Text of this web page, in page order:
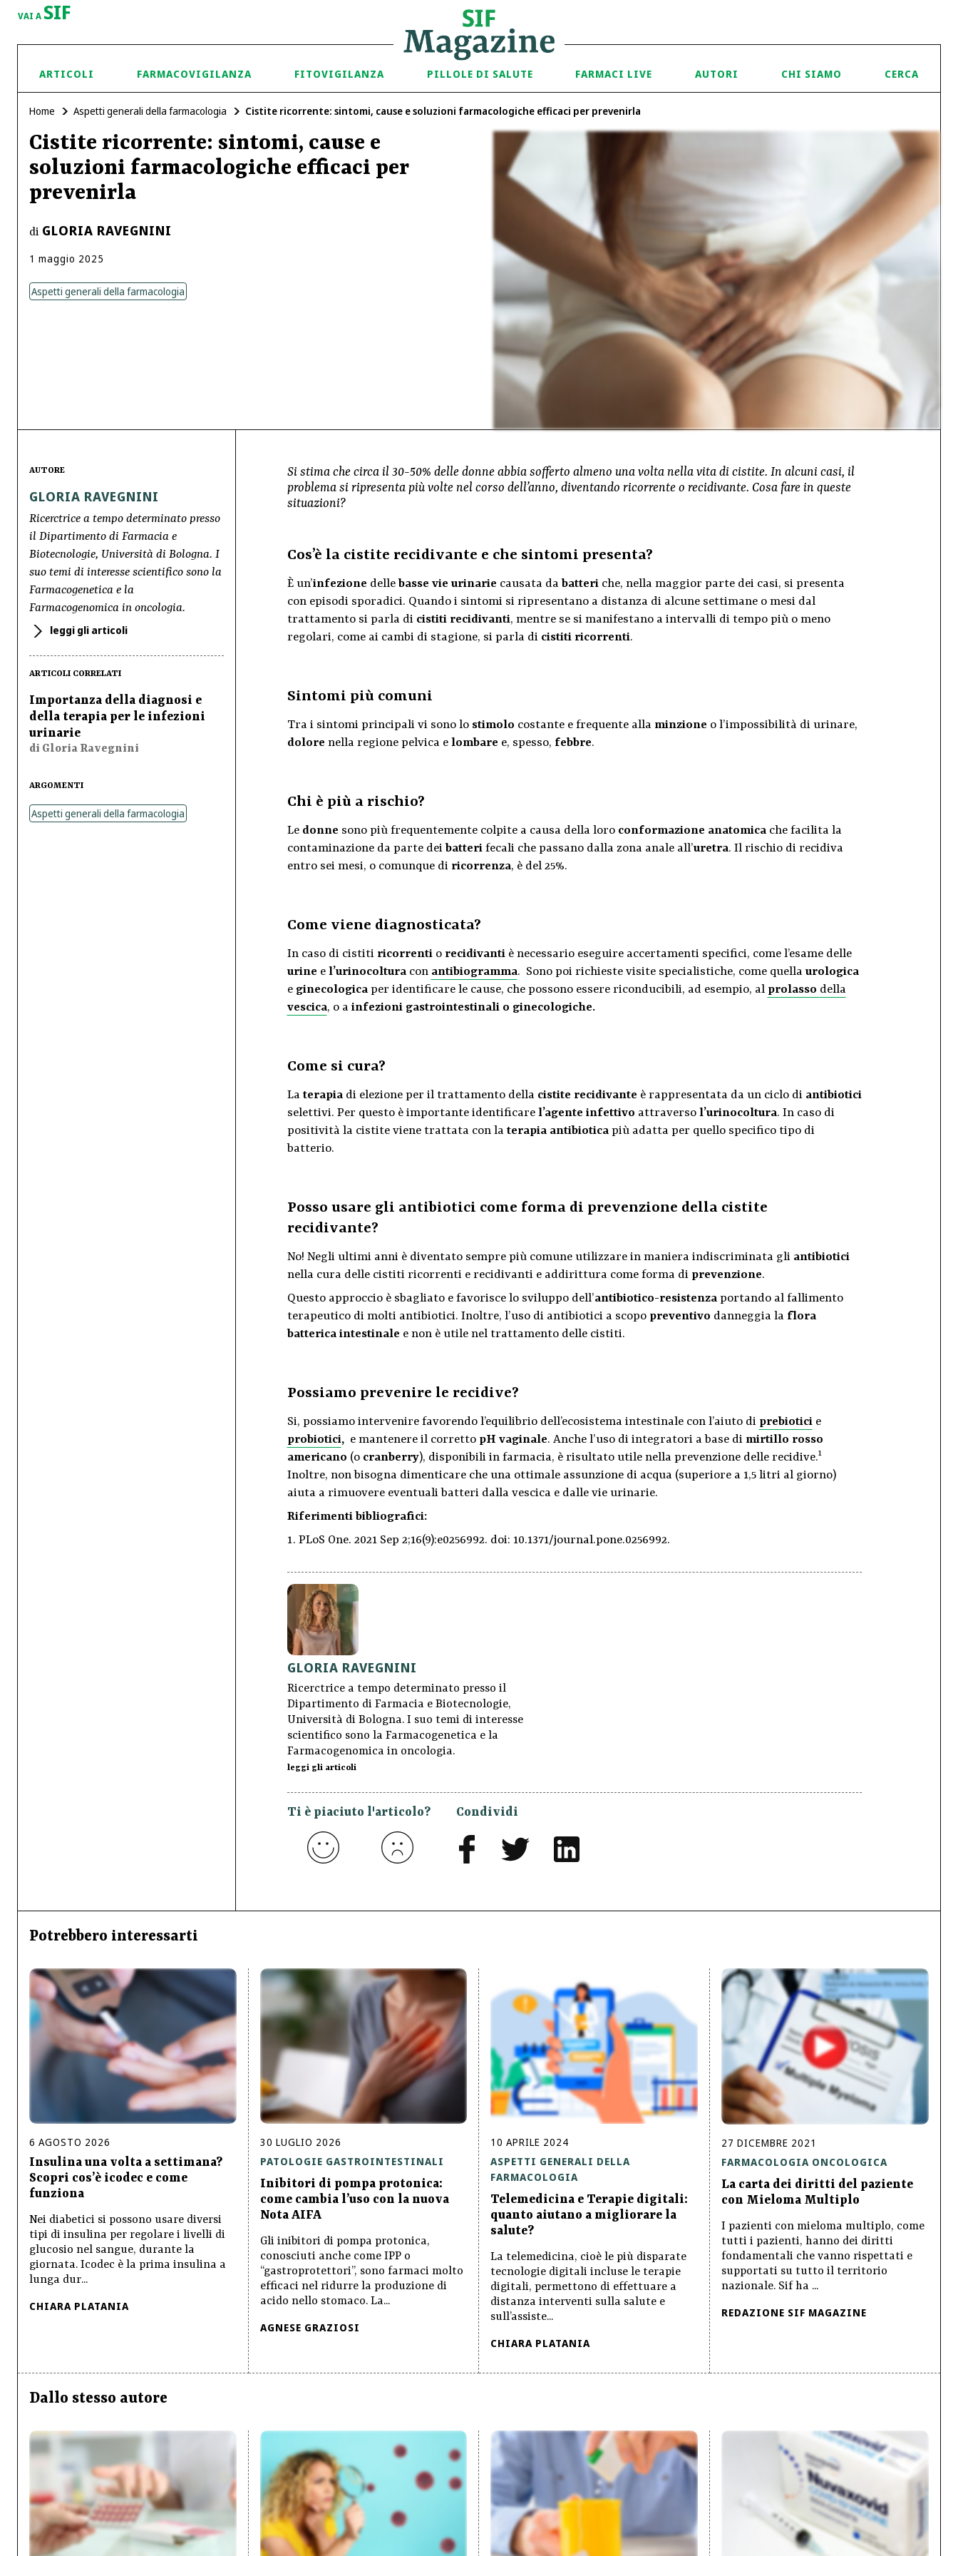
VAI A SIF
ARTICOLI FARMACOVIGILANZA FITOVIGILANZA PILLOLE DI SALUTE FARMACI LIVE AUTORI CHI SIAMO CERCA
Home Aspetti generali della farmacologia Cistite ricorrente: sintomi, cause e soluzioni farmacologiche efficaci per prevenirla
Cistite ricorrente: sintomi, cause e
soluzioni farmacologiche efficaci per
prevenirla
di GLORIA RAVEGNINI
1 maggio 2025
Aspetti generali della farmacologia
AUTORE
GLORIA RAVEGNINI
Ricerctrice a tempo determinato presso
il Dipartimento di Farmacia e
Biotecnologie, Università di Bologna. I
suo temi di interesse scientifico sono la
Farmacogenetica e la
Farmacogenomica in oncologia.
leggi gli articoli
ARTICOLI CORRELATI
Importanza della diagnosi e
della terapia per le infezioni
urinarie
di Gloria Ravegnini
ARGOMENTI
Aspetti generali della farmacologia
Si stima che circa il 30-50% delle donne abbia sofferto almeno una volta nella vita di cistite. In alcuni casi, il
problema si ripresenta più volte nel corso dell’anno, diventando ricorrente o recidivante. Cosa fare in queste
situazioni?
Cos’è la cistite recidivante e che sintomi presenta?
È un’infezione dellebasse vie urinarie causata dabatteriche, nella maggior parte dei casi, si presenta
con episodi sporadici. Quando i sintomi si ripresentano a distanza di alcune settimane o mesi dal
trattamento si parla di cistiti recidivanti, mentre se si manifestano a intervalli di tempo più o meno
regolari, come ai cambi di stagione, si parla di cistiti ricorrenti.
Sintomi più comuni
Tra i sintomi principali vi sono lo stimolo costante e frequente alla minzione o l’impossibilità di urinare,
dolore nella regione pelvica e lombare e, spesso, febbre.
Chi è più a rischio?
Le donne sono più frequentemente colpite a causa della loro conformazione anatomicache facilita la
contaminazione da parte deibatterifecali che passano dalla zona anale all’uretra. Il rischio di recidiva
entro sei mesi, o comunque di ricorrenza, è del 25%.
Come viene diagnosticata?
In caso di cistiti ricorrentio recidivantiè necessario eseguire accertamenti specifici, come l’esame delle
urine e l’urinocolturacon antibiogramma. Sono poi richieste visite specialistiche, come quella urologica
e ginecologicaper identificare le cause, che possono essere riconducibili, ad esempio, al prolasso della
vescica, o a infezioni gastrointestinali o ginecologiche.
Come si cura?
La terapiadi elezione per il trattamento della cistite recidivante è rappresentata da un ciclo di antibiotici
selettivi. Per questo è importante identificare l’agente infettivo attraverso l’urinocoltura. In caso di
positività la cistite viene trattata con la terapia antibioticapiù adatta per quello specifico tipo di
batterio.
Posso usare gli antibiotici come forma di prevenzione della cistite
recidivante?
No! Negli ultimi anni è diventato sempre più comune utilizzare in maniera indiscriminata gli antibiotici
nella cura delle cistiti ricorrenti e recidivanti e addirittura come forma di prevenzione.
Questo approccio è sbagliato e favorisce lo sviluppo dell’antibiotico-resistenza portando al fallimento
terapeutico di molti antibiotici. Inoltre, l’uso di antibiotici a scopo preventivo danneggia la flora
batterica intestinale e non è utile nel trattamento delle cistiti.
Possiamo prevenire le recidive?
Si, possiamo intervenire favorendo l’equilibrio dell’ecosistema intestinale con l’aiuto di prebioticie
probiotici, e mantenere il corretto pH vaginale. Anche l’uso di integratori a base di mirtillo rosso
americano (o cranberry), disponibili in farmacia, è risultato utile nella prevenzione delle recidive.1
Inoltre, non bisogna dimenticare che una ottimale assunzione di acqua (superiore a 1,5 litri al giorno)
aiuta a rimuovere eventuali batteri dalla vescica e dalle vie urinarie.
Riferimenti bibliografici:
PLoS One. 2021 Sep 2;16(9):e0256992. doi: 10.1371/journal.pone.0256992.
GLORIA RAVEGNINI
Ricerctrice a tempo determinato presso il
Dipartimento di Farmacia e Biotecnologie,
Università di Bologna. I suo temi di interesse
scientifico sono la Farmacogenetica e la
Farmacogenomica in oncologia.
leggi gli articoli
Ti è piaciuto l'articolo? Condividi
Potrebbero interessarti
6 AGOSTO 2026
Insulina una volta a settimana?
Scopri cos’è icodec e come
funziona
Nei diabetici si possono usare diversi
tipi di insulina per regolare i livelli di
glucosio nel sangue, durante la
giornata. Icodec è la prima insulina a
lunga dur...
CHIARA PLATANIA
30 LUGLIO 2026
PATOLOGIE GASTROINTESTINALI
Inibitori di pompa protonica:
come cambia l’uso con la nuova
Nota AIFA
Gli inibitori di pompa protonica,
conosciuti anche come IPP o
“gastroprotettori”, sono farmaci molto
efficaci nel ridurre la produzione di
acido nello stomaco. La...
AGNESE GRAZIOSI
10 APRILE 2024
ASPETTI GENERALI DELLA
FARMACOLOGIA
Telemedicina e Terapie digitali:
quanto aiutano a migliorare la
salute?
La telemedicina, cioè le più disparate
tecnologie digitali incluse le terapie
digitali, permettono di effettuare a
distanza interventi sulla salute e
sull’assiste...
CHIARA PLATANIA
27 DICEMBRE 2021
FARMACOLOGIA ONCOLOGICA
La carta dei diritti del paziente
con Mieloma Multiplo
I pazienti con mieloma multiplo, come
tutti i pazienti, hanno dei diritti
fondamentali che vanno rispettati e
supportati su tutto il territorio
nazionale. Sif ha ...
REDAZIONE SIF MAGAZINE
Dallo stesso autore